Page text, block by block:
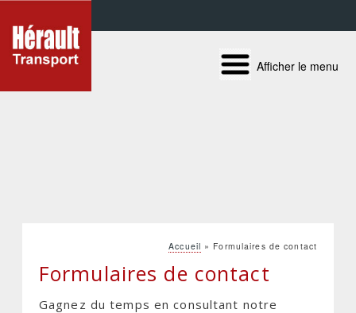
Afficher le menu
d'Ariane
Accueil Formulaires de contact
Formulaires de contact
Gagnez du temps en consultant notre